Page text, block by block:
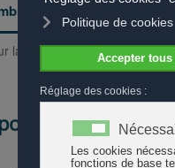
Projets et
la campagne "Les enfants
la campagne